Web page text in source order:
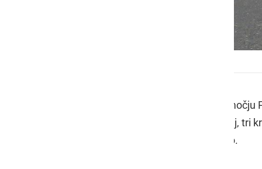
V zadnjih 24 urah so policisti na
materialno škodo. 11 kaznivih dejanj, tri
nedovoljenem vstopu v našo državo.